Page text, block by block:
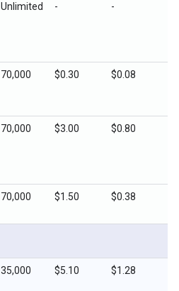
Unlimited - -
70,000 $0.30 $0.08
70,000 $3.00 $0.80
70,000 $1.50 $0.38
35,000 $5.10 $1.28